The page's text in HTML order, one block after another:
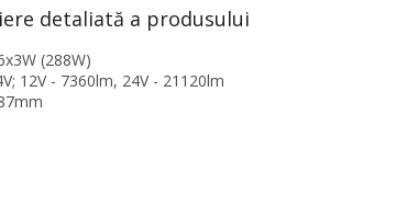
detaliată a produsului
(288W)
12V - 7360lm, 24V - 21120lm